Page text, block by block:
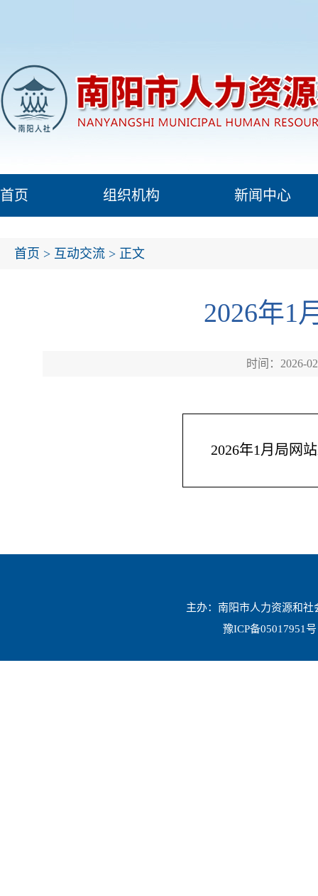
首页 组织机构 新闻中心
首页 > 互动交流 > 正文
2026年1
时间：2026-
2026年1月局网
主办：南阳市人力资源和
豫ICP备05017951号